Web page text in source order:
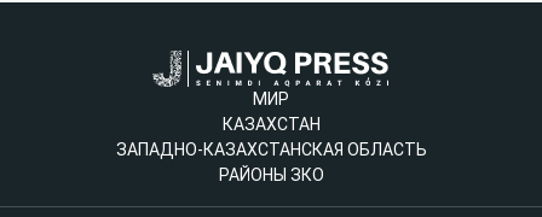
МИР
КАЗАХСТАН
ЗАПАДНО-КАЗАХСТАНСКАЯ ОБЛАСТЬ
РАЙОНЫ ЗКО